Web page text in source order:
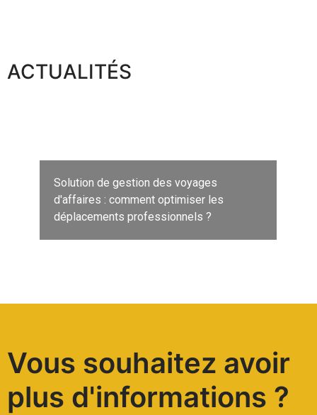
ACTUALITÉS
Solution de gestion des voyages
d'affaires : comment optimiser les
déplacements professionnels ?
Vous souhaitez avoir
plus d'informations ?